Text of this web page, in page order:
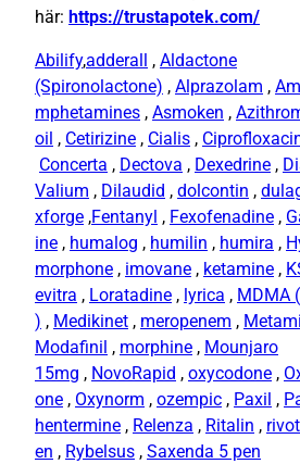
här: https://trustapotek.com/
Abilify,adderall , Aldactone
(Spironolactone) , Alprazolam ,
mphetamines , Asmoken ,
oil , Cetirizine , Cialis ,
Concerta , Dectova , Dexedrine ,
Valium , Dilaudid , dolcontin ,
xforge ,Fentanyl , Fexofenadine ,
ine , humalog , humilin , humira ,
morphone , imovane , ketamine ,
evitra , Loratadine , lyrica , MDMA
) , Medikinet , meropenem ,
Modafinil , morphine , Mounjaro
15mg , NovoRapid , oxycodone ,
one , Oxynorm , ozempic , Paxil ,
hentermine , Relenza , Ritalin ,
en , Rybelsus , Saxenda 5 pen